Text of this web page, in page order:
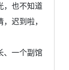
，也不知道
迟到啦，
、一个副馆